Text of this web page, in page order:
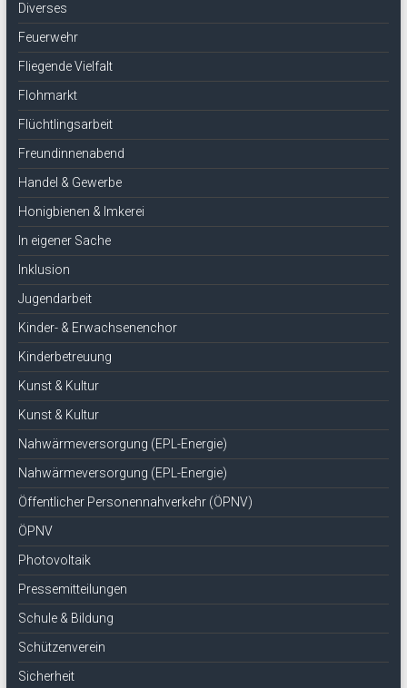
Diverses
Feuerwehr
Fliegende Vielfalt
Flohmarkt
Flüchtlingsarbeit
Freundinnenabend
Handel & Gewerbe
Honigbienen & Imkerei
In eigener Sache
Inklusion
Jugendarbeit
Kinder- & Erwachsenenchor
Kinderbetreuung
Kunst & Kultur
Kunst & Kultur
Nahwärmeversorgung (EPL-Energie)
Nahwärmeversorgung (EPL-Energie)
Öffentlicher Personennahverkehr (ÖPNV)
ÖPNV
Photovoltaik
Pressemitteilungen
Schule & Bildung
Schützenverein
Sicherheit